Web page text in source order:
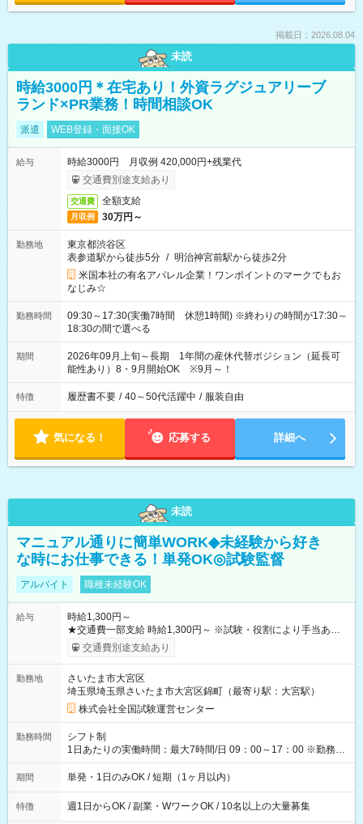
掲載日：2026.08.04
未読
時給3000円＊在宅あり！外資ラグジュアリーブ
ランド×PR業務！時間相談OK
派遣 WEB登録・面接OK
給与
時給3000円 月収例 420,000円+残業代
交通費別途支給あり
交通費 全額支給
月収例 30万円～
勤務地
東京都渋谷区
表参道駅から徒歩5分 / 明治神宮前駅から徒歩2分
米国本社の有名アパレル企業！ワンポイントのマークでもお
なじみ☆
勤務時間
09:30～17:30(実働7時間 休憩1時間) ※終わりの時間が17:30～
18:30の間で選べる
期間
2026年09月上旬～長期 1年間の産休代替ポジション（延長可
能性あり）8・9月開始OK ※9月～！
特徴 履歴書不要 / 40～50代活躍中 / 服装自由
気になる！ 応募する 詳細へ
未読
マニュアル通りに簡単WORK◆未経験から好き
な時にお仕事できる！単発OK◎試験監督
アルバイト 職種未経験OK
給与
時給1,300円～
★交通費一部支給 時給1,300円～ ※試験・役割により手当あり
※勤務回数により昇給あり 【即給（前払い）オプションあ
り！】 希望される場合、勤務から1週間ほどで給与の一部を受け
例】 ・河合塾模擬試験 8:30～17:30（休憩1時間） 時給1,300円
×8時間＝日収10,400円＋交通費 ※当日の役割により時給＋100
円の場合あり ・国家試験 7:00～13:30（休憩なし） 時給1,300
円（役割手当＋100円）×6時間＝日収8,400円＋交通費 【試用期
間】試用期間なし
交通費別途支給あり
勤務地
さいたま市大宮区
埼玉県埼玉県さいたま市大宮区錦町（最寄り駅：大宮駅）
株式会社全国試験運営センター
勤務時間
シフト制
1日あたりの実働時間：最大7時間/日 09：00～17：00 ※勤務時
間は 試験により異なります。
期間 単発・1日のみOK / 短期（1ヶ月以内）
特徴 週1日からOK / 副業・WワークOK / 10名以上の大量募集